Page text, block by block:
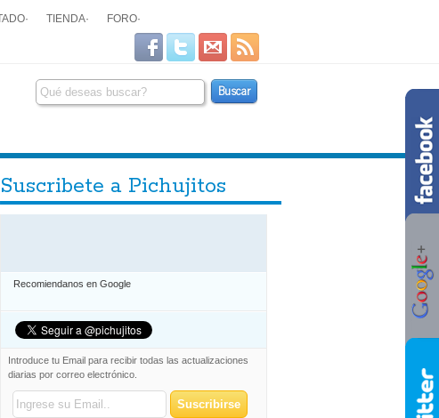
· TIENDA· FORO·
Suscribete a Pichujitos
Recomiendanos en Google
Introduce tu Email para recibir todas las actualizaciones
diarias por correo electrónico.